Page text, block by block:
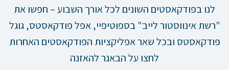
לנו בפודקאסטים השונים לכל אורך השבוע – חפשו את
"רשת אינווסטור לייב" בספוטיפיי, אפל פודקאסטס, גוגל
פודקאסטס ובכל שאר אפליקציות הפודקאסטים האחרות
לחצו על הבאנר להאזנה